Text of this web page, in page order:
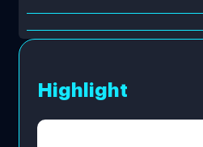
Highlight